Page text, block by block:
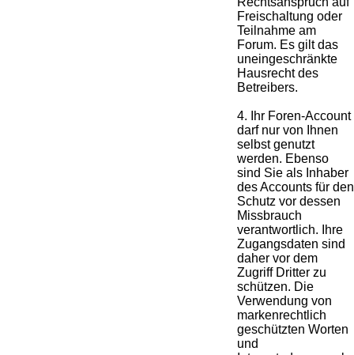
Freischaltung oder
Teilnahme am
Forum. Es gilt das
uneingeschränkte
Hausrecht des
Betreibers.
4. Ihr Foren-Account
darf nur von Ihnen
selbst genutzt
werden. Ebenso
sind Sie als Inhaber
des Accounts für den
Schutz vor dessen
Missbrauch
verantwortlich. Ihre
Zugangsdaten sind
daher vor dem
Zugriff Dritter zu
schützen. Die
Verwendung von
markenrechtlich
geschützten Worten
und